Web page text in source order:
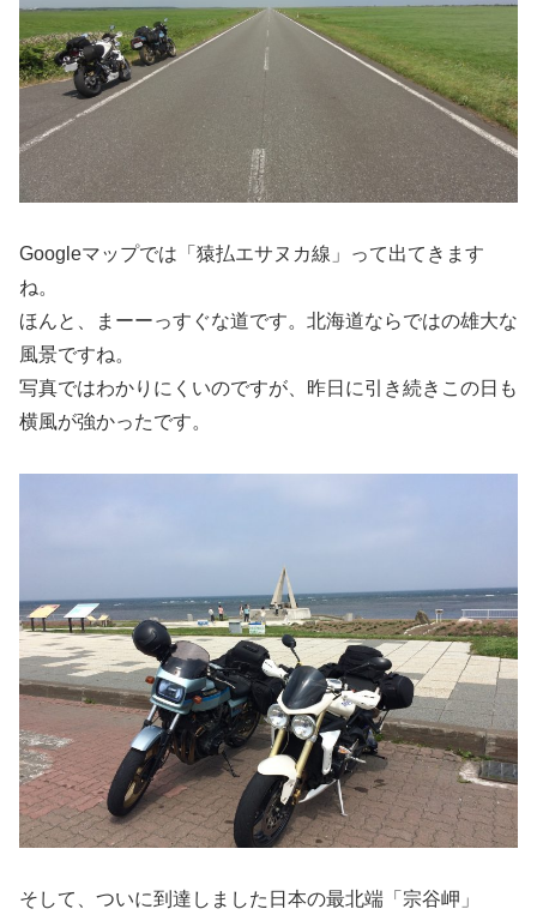
Googleマップでは「猿払エサヌカ線」って出てきます
ね。
ほんと、まーーっすぐな道です。北海道ならではの雄大な
風景ですね。
写真ではわかりにくいのですが、昨日に引き続きこの日も
横風が強かったです。
そして、ついに到達しました日本の最北端「宗谷岬」